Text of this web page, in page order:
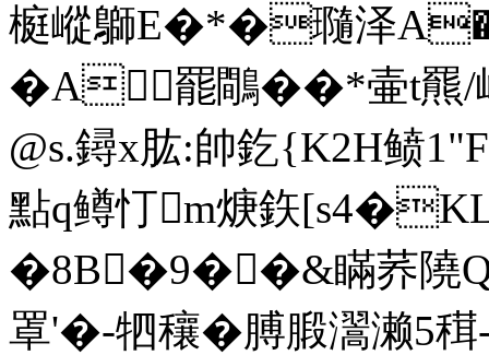
榳嵷鶳E�*�瓍泽
�A罷鷼��*壷t羆/
@s.鐞x肱:帥釳{K2H鲼
點q鳟忊m焿鉃
�8B�9��&瞞荞隢Q
罩'�-牭穰�膊腶瀥濑5